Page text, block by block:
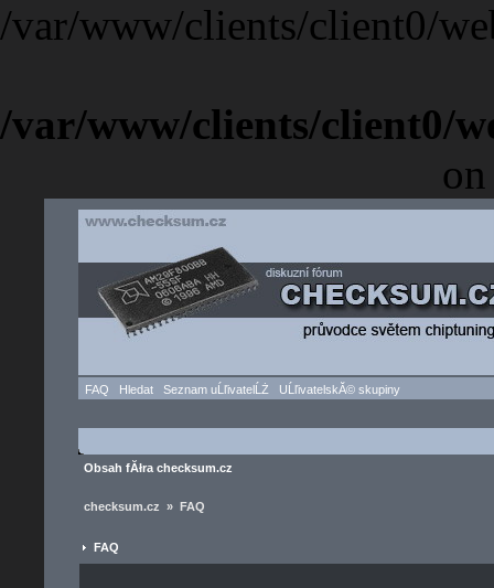
/var/www/clients/client0/
/var/www/clients/client0/
FAQ Hledat Seznam uĹľivatelĹŻ UĹľivatelskĂ© skupiny
Obsah fĂłra checksum.cz
checksum.cz » FAQ
FAQ